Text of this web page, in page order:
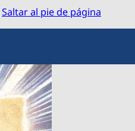
Saltar al pie de página